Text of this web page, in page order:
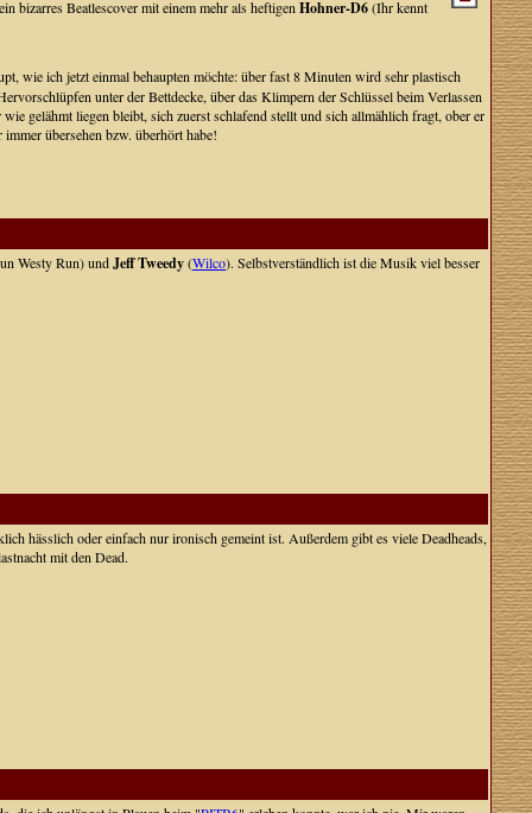
bizarres Beatlescover mit einem mehr als heftigen Hohner-D6(Ihr kennt
wie ich jetzt einmal behaupten möchte: über fast 8 Minuten wird sehr plastisch
unter der Bettdecke, über das Klimpern der Schlüssel beim Verlassen
gelähmt liegen bleibt, sich zuerst schlafend stellt und sich allmählich fragt, ober er
übersehen bzw. überhört habe!
Westy Run) undJeff Tweedy(Wilco). Selbstverständlich ist die Musik viel besser
hässlich oder einfach nur ironisch gemeint ist. Außerdem gibt es viele Deadheads,
mit den Dead.